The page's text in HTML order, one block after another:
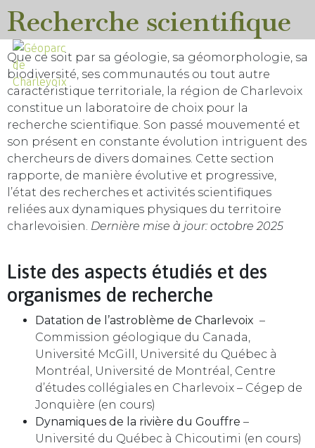
Recherche scientifique
Que ce soit par sa géologie, sa géomorphologie, sa
biodiversité, ses communautés ou tout autre
caractéristique territoriale, la région de Charlevoix
constitue un laboratoire de choix pour la
recherche scientifique. Son passé mouvementé et
son présent en constante évolution intriguent des
chercheurs de divers domaines. Cette section
rapporte, de manière évolutive et progressive,
l’état des recherches et activités scientifiques
reliées aux dynamiques physiques du territoire
charlevoisien. Dernière mise à jour: octobre 2025
Liste des aspects étudiés et des
organismes de recherche
Datation de l’astroblème de Charlevoix –
Commission géologique du Canada,
Université McGill, Université du Québec à
Montréal, Université de Montréal, Centre
d’études collégiales en Charlevoix – Cégep de
Jonquière (en cours)
Dynamiques de la rivière du Gouffre –
Université du Québec à Chicoutimi (en cours)